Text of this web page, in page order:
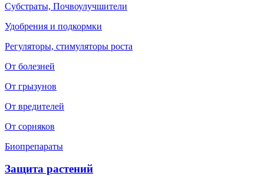
Субстраты, Почвоулучшители
Удобрения и подкормки
Регуляторы, стимуляторы роста
От болезней
От грызунов
От вредителей
От сорняков
Биопрепараты
Защита растений